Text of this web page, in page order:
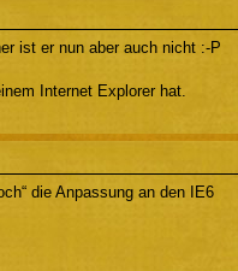
ist er nun aber auch nicht :-P
Internet Explorer hat.
die Anpassung an den IE6